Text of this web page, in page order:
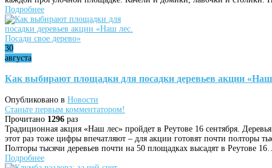
Подробнее
30
августа
Как выбирают площадки для посадки деревьев акции «Наш
Опубликовано в Новости
Станьте первым комментатором!
Прочитано 1296 раз
Традиционная акция «Наш лес» пройдет в Реутове 16 сентября.
этот раз тоже цифры впечатляют – для акции готовят почти полторы
Полторы тысячи деревьев почти на 50 площадках высадят в Реутове
Подробнее